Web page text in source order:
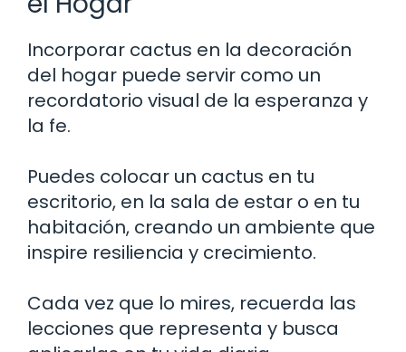
Incorporar cactus en la decoración
del hogar puede servir como un
recordatorio visual de la esperanza y
la fe.
Puedes colocar un cactus en tu
escritorio, en la sala de estar o en tu
habitación, creando un ambiente que
inspire resiliencia y crecimiento.
Cada vez que lo mires, recuerda las
lecciones que representa y busca